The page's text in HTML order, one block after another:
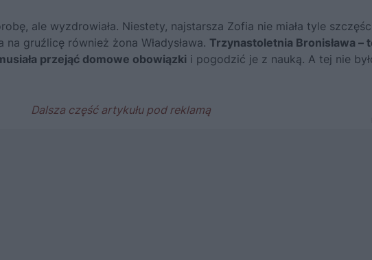
ale wyzdrowiała. Niestety, najstarsza Zofia nie miała tyle
gruźlicę również żona Władysława. Trzynastoletnia Bronisława –
przejąć domowe obowiązki i pogodzić je z nauką. A tej nie